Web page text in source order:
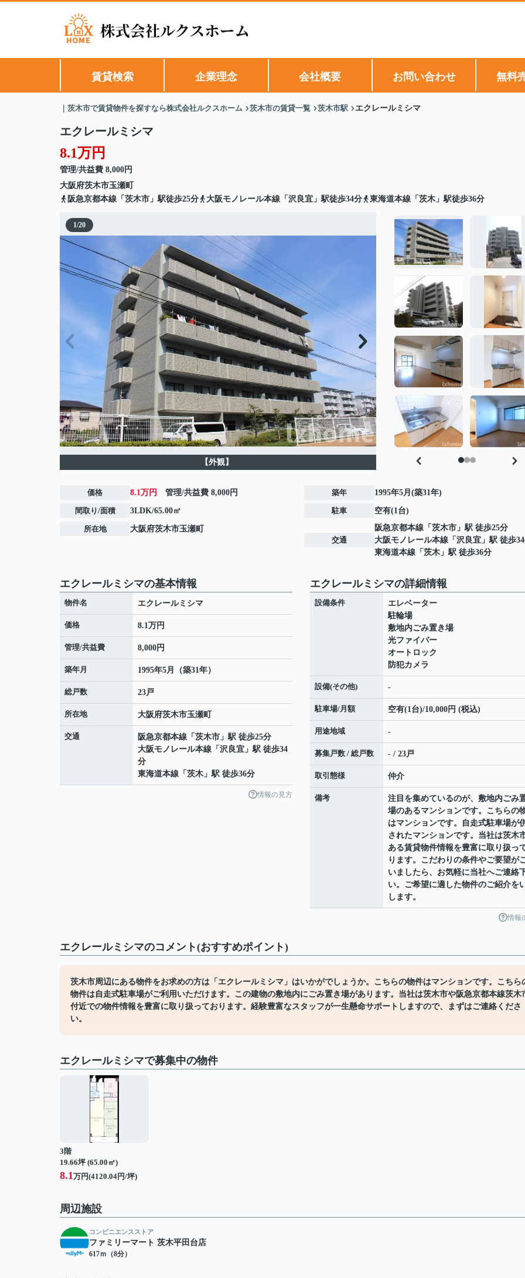
賃貸検索 企業理念 会社概要 お問い合わせ 無料
｜茨木市で賃貸物件を探すなら株式会社ルクスホーム 茨木市の賃貸一覧 茨木市駅 エクレールミシマ
エクレールミシマ
8.1万円
管理/共益費 8,000円
大阪府茨木市玉瀬町
阪急京都本線「茨木市」駅徒歩25分
大阪モノレール本線「沢良宜」駅徒歩34分 東海道本線「茨木」駅徒歩36分
1/20
【外観】
価格 8.1万円 管理/共益費 8,000円
間取り/面積 3LDK/65.00㎡
所在地 大阪府茨木市玉瀬町
築年 1995年5月(築31年)
駐車 空有(1台)
交通
阪急京都本線 「 茨木市 」駅 徒歩25分
大阪モノレール本線 「 沢良宜 」駅 徒歩
東海道本線 「 茨木 」駅 徒歩36分
エクレールミシマの基本情報
物件名 エクレールミシマ
価格 8.1万円
管理/共益費 8,000円
築年月 1995年5月（築31年）
総戸数 23戸
所在地 大阪府茨木市玉瀬町
交通 阪急京都本線 「 茨木市 」駅 徒歩25分
大阪モノレール本線 「 沢良宜 」駅 徒歩34
分
東海道本線 「 茨木 」駅 徒歩36分
情報の見方
エクレールミシマの詳細情報
設備条件
エレベーター
駐輪場
敷地内ごみ置き場
光ファイバー
オートロック
防犯カメラ
設備(その他) -
駐車場/月額 空有(1台)/10,000円 (税込)
用途地域 -
募集戸数 / 総戸数 - / 23戸
取引態様 仲介
備考
注目を集めているのが、敷地内ごみ
場のあるマンションです。こちらの
はマンションです。自走式駐車場が
されたマンションです。当社は茨木
ある賃貸物件情報を豊富に取り扱っ
ります。こだわりの条件やご要望が
いましたら、お気軽に当社へご連絡
い。ご希望に適した物件のご紹介を
します。
情報
エクレールミシマのコメント(おすすめポイント)
茨木市周辺にある物件をお求めの方は「エクレールミシマ」はいかがでしょうか。こちらの物件はマンションです。こちら
物件は自走式駐車場がご利用いただけます。この建物の敷地内にごみ置き場があります。当社は茨木市や阪急京都本線茨木
付近での物件情報を豊富に取り扱っております。経験豊富なスタッフが一生懸命サポートしますので、まずはご連絡くださ
い。
エクレールミシマで募集中の物件
3階
19.66坪 (65.00㎡)
8.1万円(4120.04円/坪)
周辺施設
コンビニエンスストア
ファミリーマート 茨木平田台店
617ｍ（8分）